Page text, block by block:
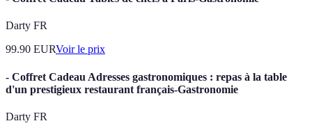
Darty FR
99.90 EURVoir le prix
- Coffret Cadeau Adresses gastronomiques : repas à la table
d'un prestigieux restaurant français-Gastronomie
Darty FR